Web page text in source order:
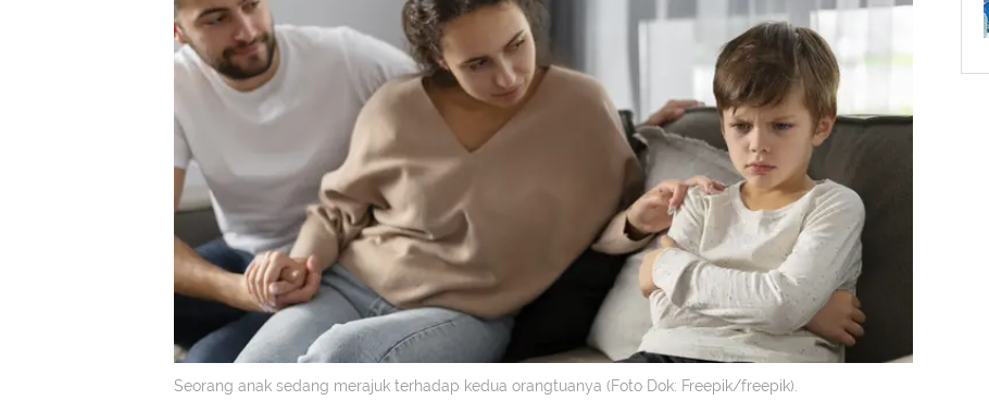
Seorang anak sedang merajuk terhadap kedua orangtuanya (Foto Dok: Freepik/freepik).